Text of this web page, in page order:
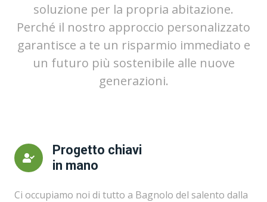
soluzione per la propria abitazione.
Perché il nostro approccio personalizzato
garantisce a te un risparmio immediato e
un futuro più sostenibile alle nuove
generazioni.
Progetto chiavi
in mano
Ci occupiamo noi di tutto a Bagnolo del salento dalla